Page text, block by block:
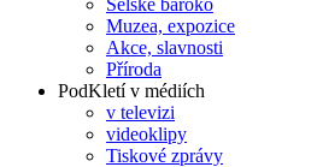
Muzea, expozice
Akce, slavnosti
Příroda
PodKletí v médiích
v televizi
videoklipy
Tiskové zprávy